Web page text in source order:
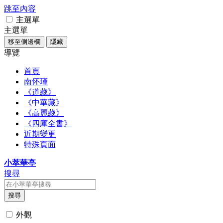
跳至內容
主選單
主選單
移至側邊欄 隱藏
導覽
首頁
南怀瑾
《道藏》
《中華藏》
《高麗藏》
《四庫全書》
近期變更
特殊頁面
小萃華亭
搜尋
搜尋
外觀